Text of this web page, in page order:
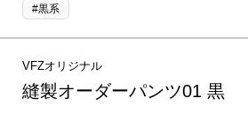
#黒系
VFZオリジナル
縫製オーダーパンツ01 黒